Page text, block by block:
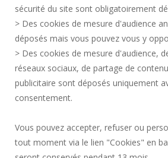
CONTRATACIÓN
MAPA DEL SITIO
DATOS PERSONALES
ACCESIBILIDAD
¡Únete a nosotros!
sécurité du site sont obligatoirement
> Des cookies de mesure d'audience
déposés mais vous pouvez vous y
> Des cookies de mesure d'audience,
réseaux sociaux, de partage de
publicitaire sont déposés uniquement
consentement.
Vous pouvez accepter, refuser ou
tout moment via le lien "Cookies" en